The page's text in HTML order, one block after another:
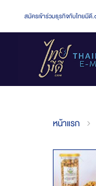
สมัครเข้าร่วมธุรกิจกับไทยมีดี
หน้าแรก
Skip
to
the